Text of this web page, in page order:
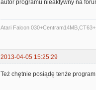
autor programu nieaktywny na
Atari Falcon
2013-04-05 15:25:29
Też chętnie posiądę tenże program.